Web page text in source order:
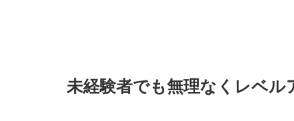
未経験者でも無理なくレベル